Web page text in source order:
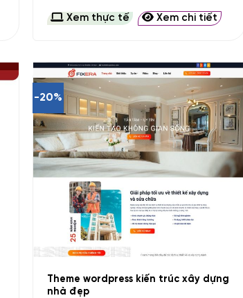
Xem thực tế Xem chi tiết
-20%
Theme wordpress kiến trúc xây dựng
nhà đẹp